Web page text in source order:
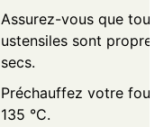
Assurez-vous que tous
ustensiles sont propres
secs.
Préchauffez votre four
135 °C.